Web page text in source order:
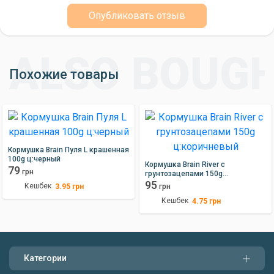
Опубликовать отзыв
Похожие товары
Кормушка Brain Пуля L крашенная
100g ц:черный
79 грн
Кешбек 3.95 грн
Кормушка Brain River с
грунтозацепами 150g
ц:коричневый
95 грн
Кешбек4.75 грн
Категории